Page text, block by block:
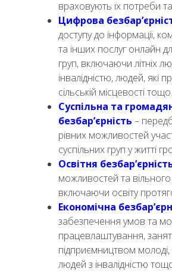
враховують їх потреби
Цифрова
доступу до інформації,
та інших послуг онлайн
груп, включаючи літніх
інвалідністю, людей, які
сільській місцевості тощо.
Суспільна та
безбар’єрність –
рівних можливостей
суспільних груп у житті
Освітня
можливостей та вільного
включаючи освіту
Економічна
забезпечення умов та
працевлаштування,
підприємництвом молоді,
людей з інвалідністю